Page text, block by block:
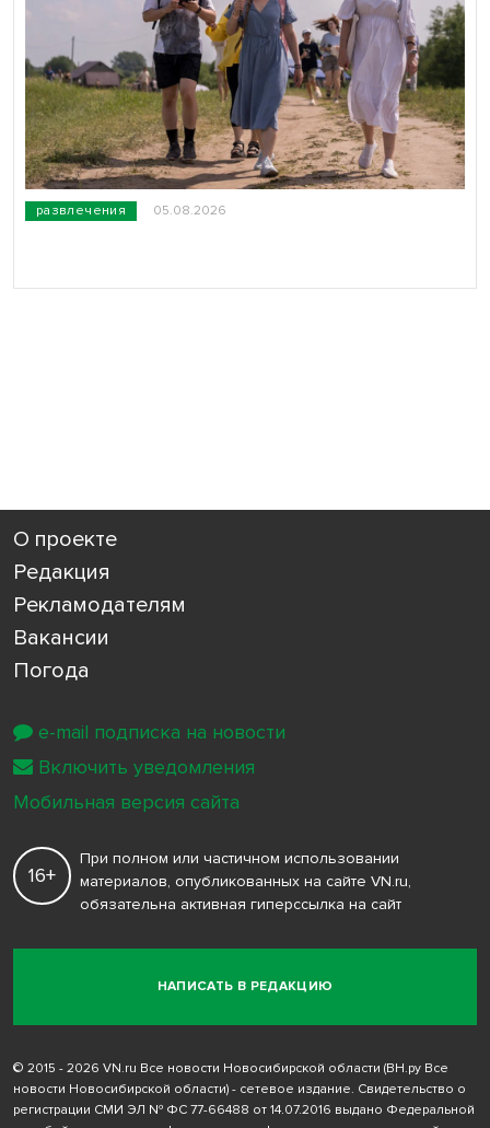
развлечения 05.08.2026
О проекте
Редакция
Рекламодателям
Вакансии
Погода
НАПИСАТЬ В РЕДАКЦИЮ
16+
При полном или частичном использовании
материалов, опубликованных на сайте VN.ru,
обязательна активная гиперссылка на сайт
© 2015 - 2026 VN.ru Все новости Новосибирской области (ВН.ру Все
новости Новосибирской области) - сетевое издание. Свидетельство о
регистрации СМИ ЭЛ № ФС 77-66488 от 14.07.2016 выдано Федеральной
e-mail подписка на новости
Включить уведомления
Мобильная версия сайта